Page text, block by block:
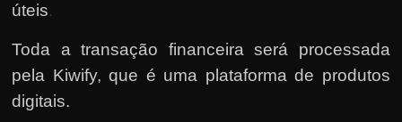
úteis.
Toda a transação financeira será processada
pela Kiwify, que é uma plataforma de produtos
digitais.